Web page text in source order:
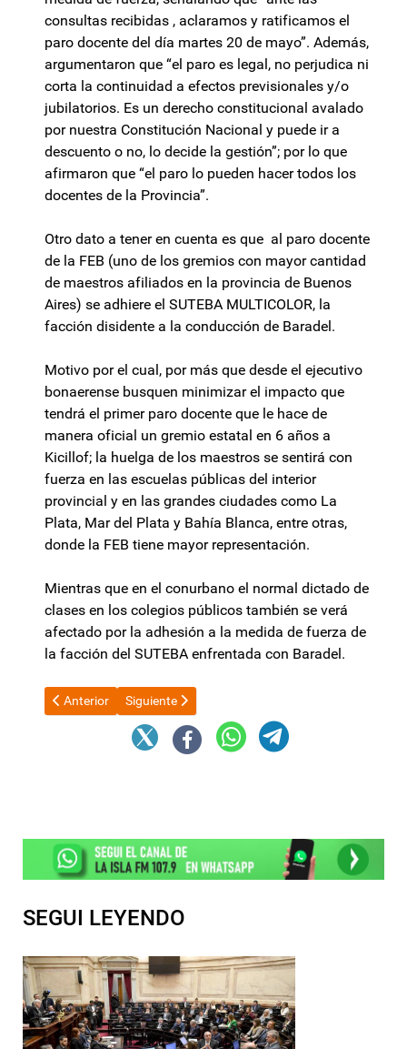
consultas recibidas , aclaramos y ratificamos el
paro docente del día martes 20 de mayo”. Además,
argumentaron que “el paro es legal, no perjudica ni
corta la continuidad a efectos previsionales y/o
jubilatorios. Es un derecho constitucional avalado
por nuestra Constitución Nacional y puede ir a
descuento o no, lo decide la gestión”; por lo que
afirmaron que “el paro lo pueden hacer todos los
docentes de la Provincia”.
Otro dato a tener en cuenta es que al paro docente
de la FEB (uno de los gremios con mayor cantidad
de maestros afiliados en la provincia de Buenos
Aires) se adhiere el SUTEBA MULTICOLOR, la
facción disidente a la conducción de Baradel.
Motivo por el cual, por más que desde el ejecutivo
bonaerense busquen minimizar el impacto que
tendrá el primer paro docente que le hace de
manera oficial un gremio estatal en 6 años a
Kicillof; la huelga de los maestros se sentirá con
fuerza en las escuelas públicas del interior
provincial y en las grandes ciudades como La
Plata, Mar del Plata y Bahía Blanca, entre otras,
donde la FEB tiene mayor representación.
Mientras que en el conurbano el normal dictado de
clases en los colegios públicos también se verá
afectado por la adhesión a la medida de fuerza de
la facción del SUTEBA enfrentada con Baradel.
Artículo anterior: Inflación: los precios mayoristas aumentaron
Anterior Artículo siguiente: Federico Sturzenegger cuenta
Siguiente
SEGUI LEYENDO